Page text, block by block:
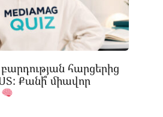
հարցերից
Քանի՞ միավոր